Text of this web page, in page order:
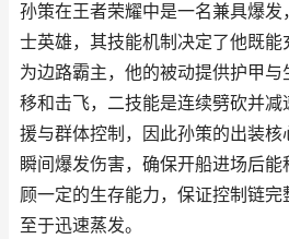
孙策在王者荣耀中是一名兼具爆
士英雄，其技能机制决定了他既
为边路霸主，他的被动提供护甲
移和击飞，二技能是连续劈砍并
援与群体控制，因此孙策的出装
瞬间爆发伤害，确保开船进场后
顾一定的生存能力，保证控制链
至于迅速蒸发。